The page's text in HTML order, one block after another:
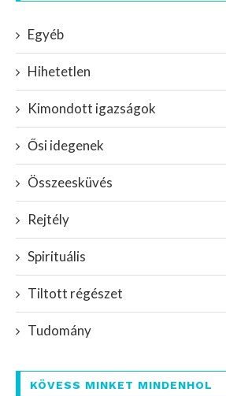
Egyéb
Hihetetlen
Kimondott igazságok
Ősi idegenek
Összeesküvés
Rejtély
Spirituális
Tiltott régészet
Tudomány
KÖVESS MINKET MINDENHOL